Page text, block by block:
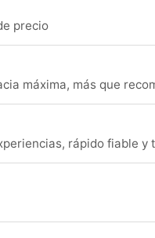
precio
máxima, más que
rápido fiable